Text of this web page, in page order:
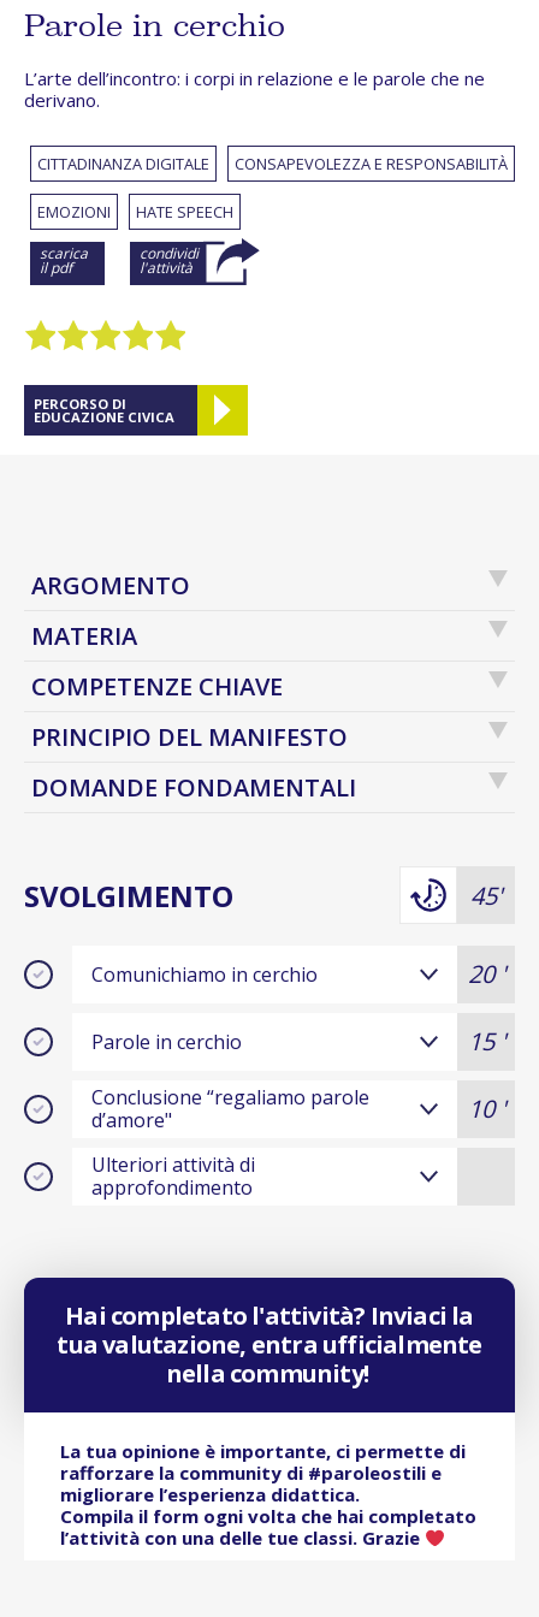
Parole in cerchio
L’arte dell’incontro: i corpi in relazione e le parole che ne
derivano.
CITTADINANZA DIGITALE CONSAPEVOLEZZA E RESPONSABILITÀ
EMOZIONI HATE SPEECH
scarica
il pdf
condividi
l'attività
PERCORSO DI
EDUCAZIONE CIVICA
ARGOMENTO
MATERIA
COMPETENZE CHIAVE
PRINCIPIO DEL MANIFESTO
DOMANDE FONDAMENTALI
SVOLGIMENTO 45'
Comunichiamo in cerchio
Parole in cerchio
Conclusione “regaliamo parole
d’amore"
Ulteriori attività di
approfondimento
Hai completato l'attività? Inviaci la
tua valutazione, entra ufficialmente
nella community!
La tua opinione è importante, ci permette di
rafforzare la community di #paroleostili e
migliorare l’esperienza didattica.
Compila il form ogni volta che hai completato
l’attività con una delle tue classi. Grazie